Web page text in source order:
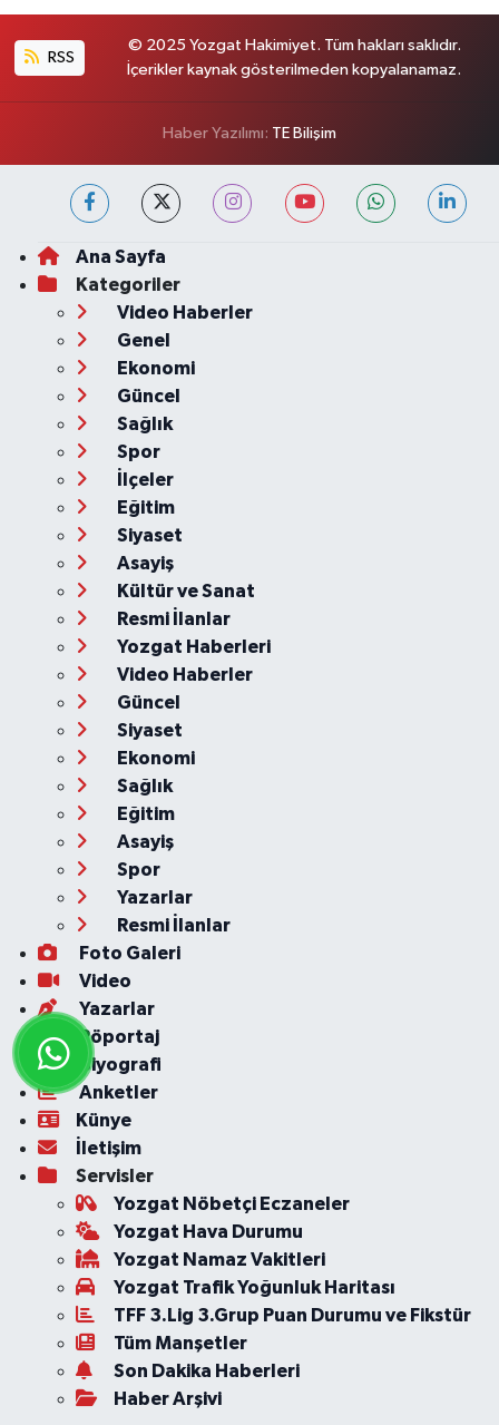
RSS
© 2025 Yozgat Hakimiyet. Tüm hakları saklıdır.
İçerikler kaynak gösterilmeden kopyalanamaz.
Haber Yazılımı: TE Bilişim
Ana Sayfa
Kategoriler
Video Haberler
Genel
Ekonomi
Güncel
Sağlık
Spor
İlçeler
Eğitim
Siyaset
Asayiş
Kültür ve Sanat
Resmi İlanlar
Yozgat Haberleri
Video Haberler
Güncel
Siyaset
Ekonomi
Sağlık
Eğitim
Asayiş
Spor
Yazarlar
Resmi İlanlar
Foto Galeri
Video
Yazarlar
Röportaj
Biyografi
Anketler
Künye
İletişim
Servisler
Yozgat Nöbetçi Eczaneler
Yozgat Hava Durumu
Yozgat Namaz Vakitleri
Yozgat Trafik Yoğunluk Haritası
TFF 3.Lig 3.Grup Puan Durumu ve Fikstür
Tüm Manşetler
Son Dakika Haberleri
Haber Arşivi